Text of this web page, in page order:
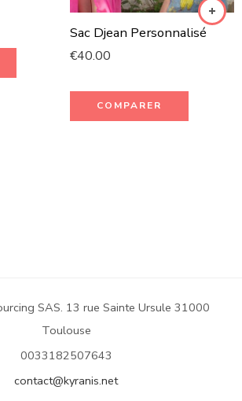
Sac Djean Personnalisé
€40.00
COMPARER
SAS. 13 rue Sainte Ursule 31000
Toulouse
0033182507643
contact@kyranis.net